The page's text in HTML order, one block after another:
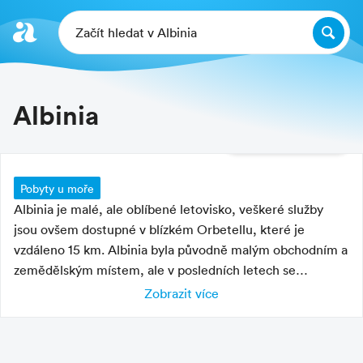
Začít hledat v Albinia
Albinia
Pobyty u moře
Albinia je malé, ale oblíbené letovisko, veškeré služby
jsou ovšem dostupné v blízkém Orbetellu, které je
vzdáleno 15 km. Albinia byla původně malým obchodním a
zemědělským místem, ale v posledních letech se
postupně změnila v pozoruhodné turistické a lázeňské
Zobrazit více